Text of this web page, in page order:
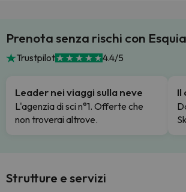
Prenota senza rischi con
Trustpilot 4.4/5
Leader nei viaggi sulla neve
L'agenzia di sci n°1. Offerte che
non troverai altrove.
Il
Strutture e servizi